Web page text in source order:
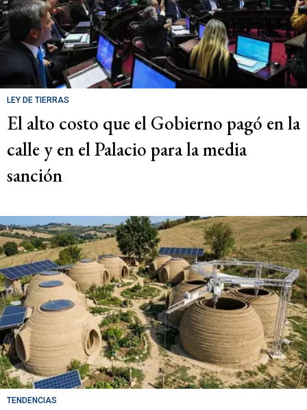
LEY DE TIERRAS
El alto costo que el Gobierno pagó en la
calle y en el Palacio para la media
sanción
TENDENCIAS